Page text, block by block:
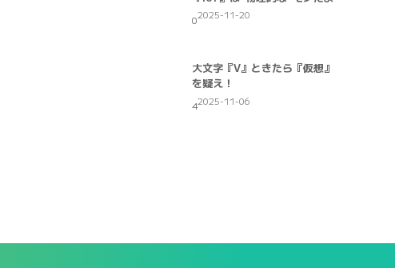
02025-11-20
大文字『V』ときたら『仮想』
を疑え！
42025-11-06